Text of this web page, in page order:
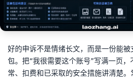
好的申诉不是情绪长文，而是一份能
包。把“我很需要这个账号”写满一页
常、扣费和已采取的安全措施讲清楚